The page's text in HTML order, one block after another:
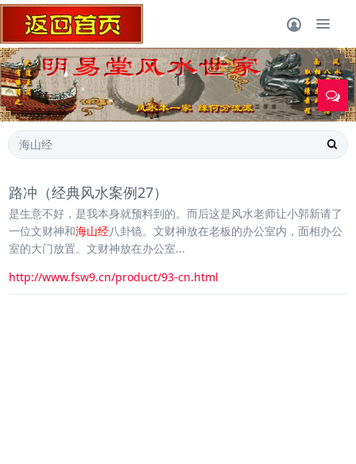
1
路冲（经典风水案例27）
是生意不好，是我本身就预料到的。而后这是风水老师让小郭新请了
一位文财神和海山经八卦镜。文财神放在老板的办公室内，面相办公
室的大门放置。文财神放在办公室...
http://www.fsw9.cn/product/93-cn.html